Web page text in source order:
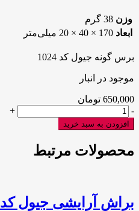
وزن 38 گرم
ابعاد 170 × 40 × 20 میلی‌متر
برس گونه جیول کد 1024
موجود در انبار
650,000 تومان
برس
گونه
جیول
1024
-
+
افزودن به سبد خرید
محصولات مرتبط
براش آرایشی جیول کد GBS-1030